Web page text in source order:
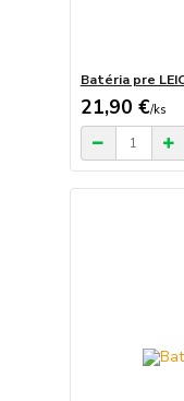
Batéria pre
21,90 €/ks